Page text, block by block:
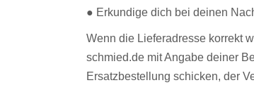
● Erkundige dich bei deinen
Wenn die Lieferadresse korrekt
schmied.de mit Angabe deiner
Ersatzbestellung schicken, der